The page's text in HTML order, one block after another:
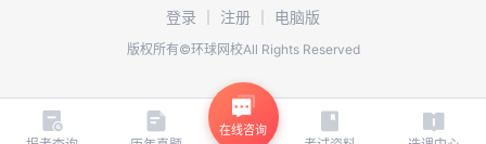
登录 注册 电脑版
版权所有©环球网校All Rights Reserved
在线咨询